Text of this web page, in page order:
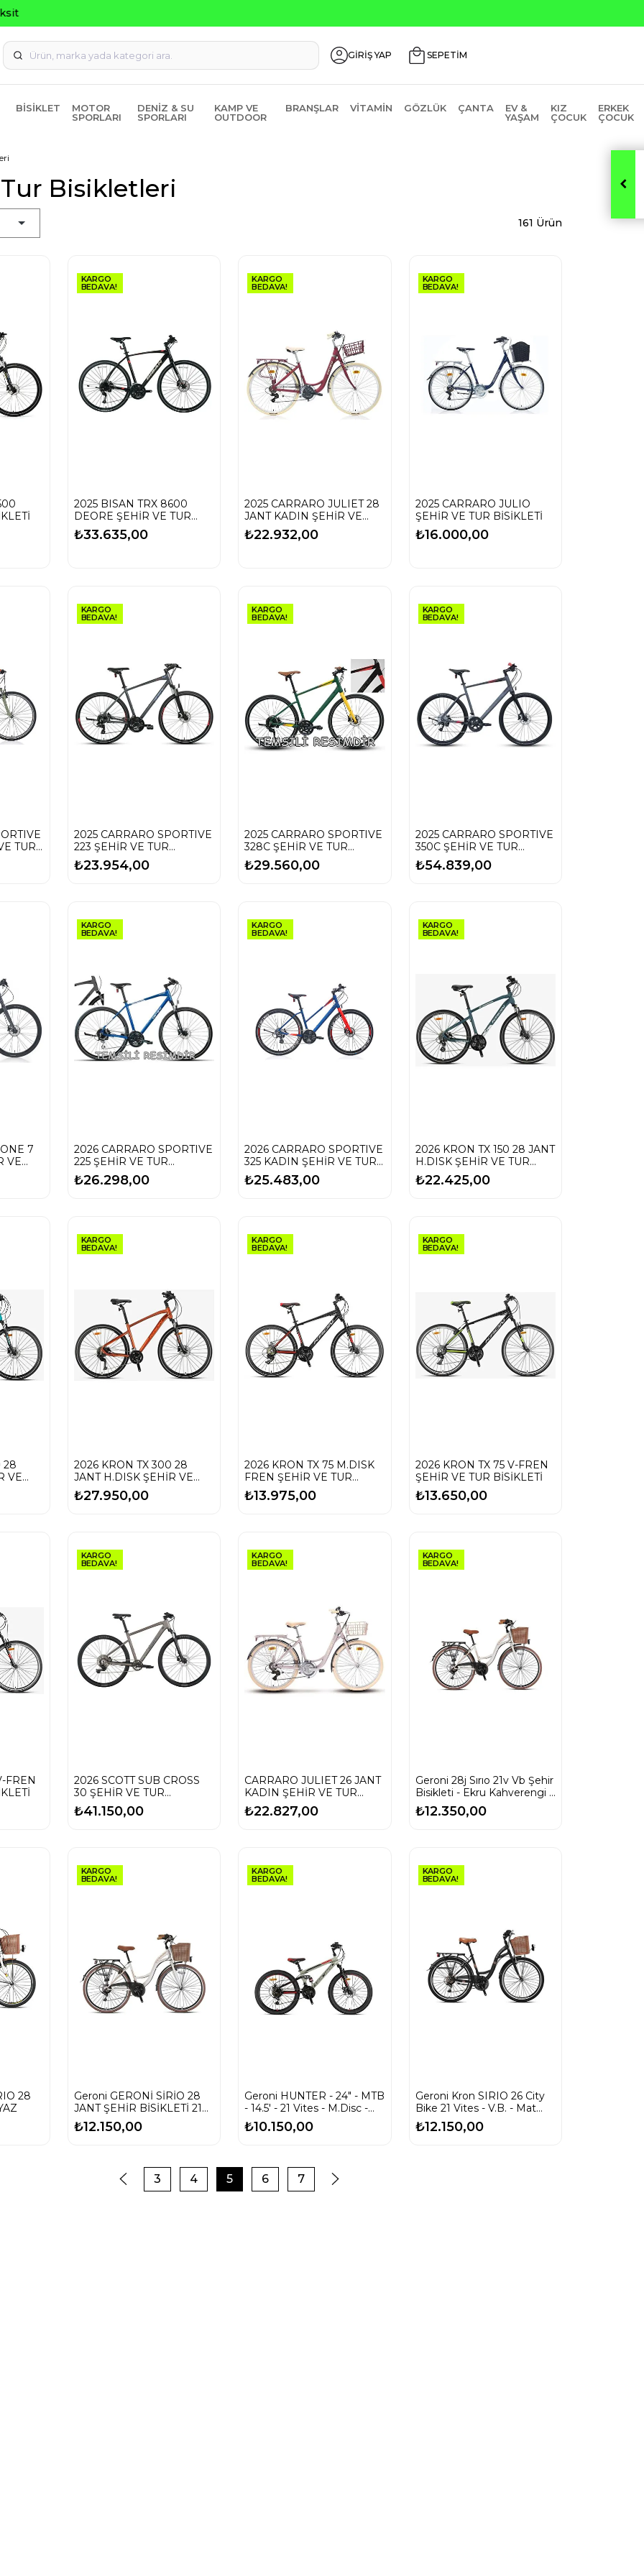
Ürünlerde ₺2000 Üzeri ₺200 İndirim Kodu: AGUSTOS200
GİRİŞ YAP SEPETİM
BISIKLET
MOTOR
SPORLARI
DENIZ & SU
SPORLARI
KAMP VE
OUTDOOR
BRANŞLAR VITAMIN GÖZLÜK ÇANTA
EV &
YAŞAM
KIZ
ÇOCUK
ERKEK
ÇOCUK
Bisikletleri
161 Ürün
KARGO
BEDAVA!
2025 BISAN TRX 8600
DEORE ŞEHİR VE TUR
BİSİKLETİ
₺33.635,00
KARGO
BEDAVA!
2025 CARRARO JULIET 28
JANT KADIN ŞEHİR VE
TUR BİSİKLETİ
₺22.932,00
KARGO
BEDAVA!
2025 CARRARO JULIO
ŞEHİR VE TUR BİSİKLETİ
₺16.000,00
TUR
KARGO
BEDAVA!
2025 CARRARO SPORTIVE
223 ŞEHİR VE TUR
BİSİKLETİ
₺23.954,00
KARGO
BEDAVA!
2025 CARRARO SPORTIVE
328C ŞEHİR VE TUR
BİSİKLETİ
₺29.560,00
KARGO
BEDAVA!
2025 CARRARO SPORTIVE
350C ŞEHİR VE TUR
BİSİKLETİ
₺54.839,00
7
VE
KARGO
BEDAVA!
2026 CARRARO SPORTIVE
225 ŞEHİR VE TUR
BİSİKLETİ
₺26.298,00
KARGO
BEDAVA!
2026 CARRARO SPORTIVE
325 KADIN ŞEHİR VE TUR
BİSİKLETİ
₺25.483,00
KARGO
BEDAVA!
2026 KRON TX 150 28 JANT
H.DISK ŞEHİR VE TUR
BİSİKLETİ
₺22.425,00
28
VE
KARGO
BEDAVA!
2026 KRON TX 300 28
JANT H.DISK ŞEHİR VE
TUR BİSİKLETİ
₺27.950,00
KARGO
BEDAVA!
2026 KRON TX 75 M.DISK
FREN ŞEHİR VE TUR
BİSİKLETİ
₺13.975,00
KARGO
BEDAVA!
2026 KRON TX 75 V-FREN
ŞEHİR VE TUR BİSİKLETİ
₺13.650,00
FREN
KARGO
BEDAVA!
2026 SCOTT SUB CROSS
30 ŞEHİR VE TUR
BİSİKLETİ
₺41.150,00
KARGO
BEDAVA!
CARRARO JULIET 26 JANT
KADIN ŞEHİR VE TUR
BİSİKLETİ-2026
₺22.827,00
KARGO
BEDAVA!
Geroni 28j Sırıo 21v Vb Şehir
Bisikleti - Ekru Kahverengi -
44 Kadro
₺12.350,00
28
KARGO
BEDAVA!
Geroni GERONİ SİRİO 28
JANT ŞEHİR BİSİKLETİ 21
VİTES ONAY BİSİKLET
₺12.150,00
KARGO
BEDAVA!
Geroni HUNTER - 24" - MTB
- 14.5' - 21 Vites - M.Disc -
Bej-Siyah/Kırmızı
₺10.150,00
KARGO
BEDAVA!
Geroni Kron SIRIO 26 City
Bike 21 Vites - V.B. - Mat
Siyah-Siyah/Kahverengi-
Shimano
₺12.150,00
3 4 5 6 7